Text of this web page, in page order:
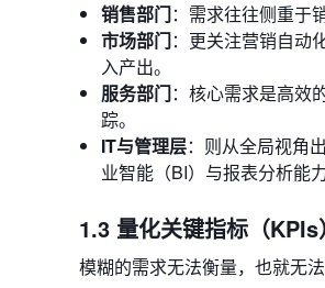
销售部门：需求往往侧重于
市场部门：更关注营销自动
入产出。
服务部门：核心需求是高效
踪。
IT与管理层：则从全局视角
业智能（BI）与报表分析能
1.3 量化关键指标（
模糊的需求无法衡量，也就无